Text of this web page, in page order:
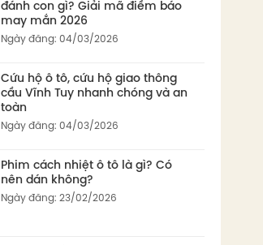
đánh con gì? Giải mã điềm báo
may mắn 2026
Ngày đăng: 04/03/2026
Cứu hộ ô tô, cứu hộ giao thông
cầu Vĩnh Tuy nhanh chóng và an
toàn
Ngày đăng: 04/03/2026
Phim cách nhiệt ô tô là gì? Có
nên dán không?
Ngày đăng: 23/02/2026